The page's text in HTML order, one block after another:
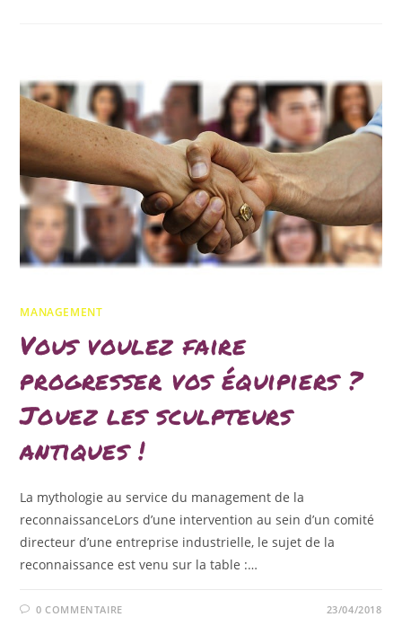
MANAGEMENT
Vous voulez faire
progresser vos équipiers ?
Jouez les sculpteurs
antiques !
La mythologie au service du management de la
reconnaissanceLors d’une intervention au sein d’un comité
directeur d’une entreprise industrielle, le sujet de la
reconnaissance est venu sur la table :…
0 COMMENTAIRE 23/04/2018